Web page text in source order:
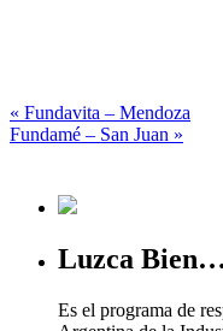
« Fundavita – Mendoza
Fundamé – San Juan »
Luzca
Es el programa de